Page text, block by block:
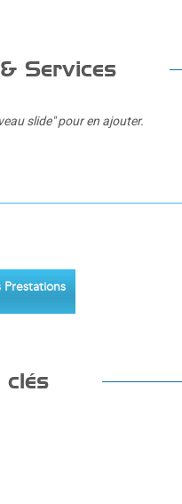
Services
slide" pour en ajouter.
clés